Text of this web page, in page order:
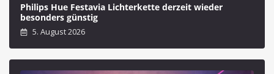
Philips Hue Festavia Lichterkette derzeit wieder
besonders günstig
5. August 2026